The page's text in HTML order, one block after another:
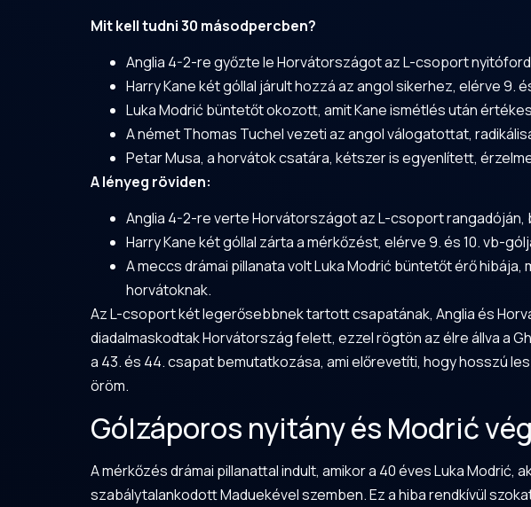
Mit kell tudni 30 másodpercben?
Anglia 4-2-re győzte le Horvátországot az L-csoport
Harry Kane két góllal járult hozzá az angol sikerhez, elérve 9.
Luka Modrić büntetőt okozott, amit Kane ismétlés után
A német Thomas Tuchel vezeti az angol válogatottat,
Petar Musa, a horvátok csatára, kétszer is egyenlített,
A lényeg röviden:
Anglia 4-2-re verte Horvátországot az L-csoport
Harry Kane két góllal zárta a mérkőzést, elérve 9. és 10. vb-
A meccs drámai pillanata volt Luka Modrić büntetőt érő
horvátoknak.
Az L-csoport két legerősebbnek tartott csapatának, Anglia és
diadalmaskodtak Horvátország felett, ezzel rögtön az élre állva a
a 43. és 44. csapat bemutatkozása, ami előrevetíti, hogy hosszú
öröm.
Gólzáporos nyitány és Modrić
A mérkőzés drámai pillanattal indult, amikor a 40 éves Luka
szabálytalankodott Maduekével szemben. Ez a hiba rendkívül